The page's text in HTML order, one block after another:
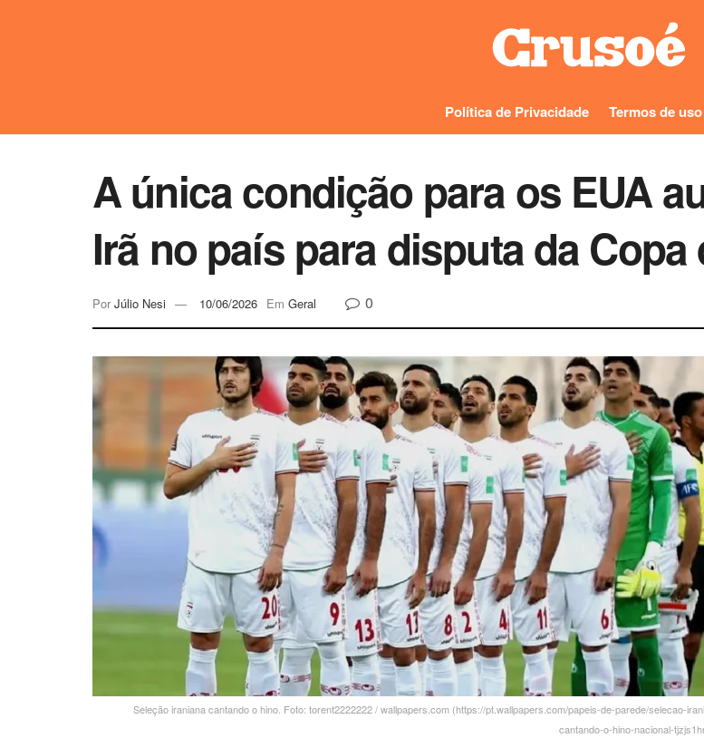
Política de Privacidade Termos de uso
A única condição para os EUA
Irã no país para disputa da
Por Júlio Nesi 10/06/2026 Em Geral 0
Seleção iraniana cantando o hino. Foto: torent2222222 / wallpapers.com (https://pt.wallpapers.com/papeis-de-parede/selecao-
cantando-o-hino-nacional-